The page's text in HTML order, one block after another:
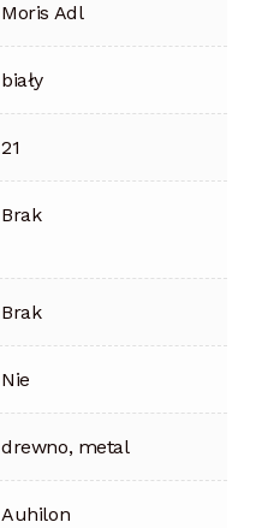
Moris Adl
biały
21
Brak
Brak
Nie
drewno, metal
Auhilon